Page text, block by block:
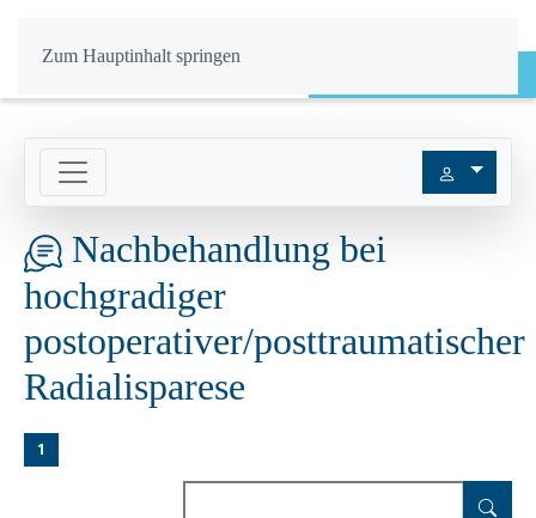
Zum Hauptinhalt springen
Nachbehandlung bei
hochgradiger
postoperativer/posttraumatischer
Radialisparese
1